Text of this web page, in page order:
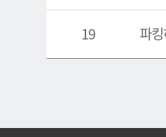
19 파